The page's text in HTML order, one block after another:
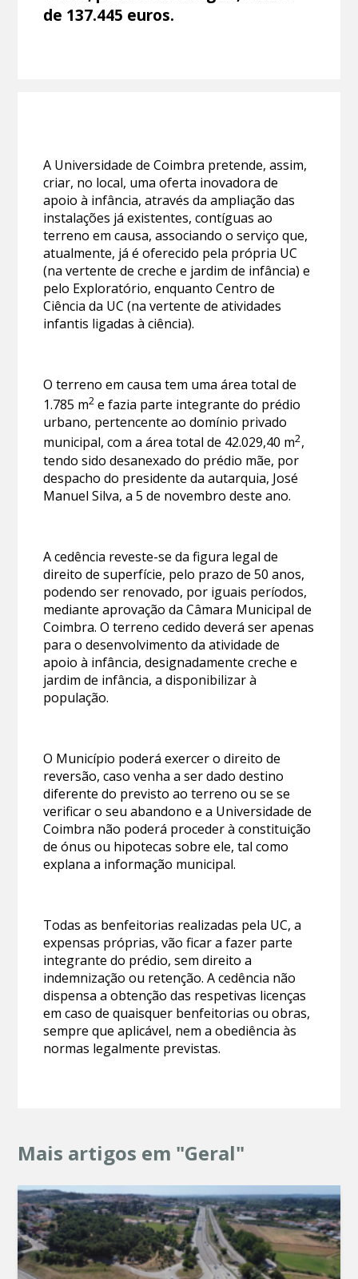
de 137.445 euros.
A Universidade de Coimbra pretende, assim,
criar, no local, uma oferta inovadora de
apoio à infância, através da ampliação das
instalações já existentes, contíguas ao
terreno em causa, associando o serviço que,
atualmente, já é oferecido pela própria UC
(na vertente de creche e jardim de infância) e
pelo Exploratório, enquanto Centro de
Ciência da UC (na vertente de atividades
infantis ligadas à ciência).
O terreno em causa tem uma área total de
1.785 m2 e fazia parte integrante do prédio
urbano, pertencente ao domínio privado
municipal, com a área total de 42.029,40 m2,
tendo sido desanexado do prédio mãe, por
despacho do presidente da autarquia, José
Manuel Silva, a 5 de novembro deste ano.
A cedência reveste-se da figura legal de
direito de superfície, pelo prazo de 50 anos,
podendo ser renovado, por iguais períodos,
mediante aprovação da Câmara Municipal de
Coimbra. O terreno cedido deverá ser apenas
para o desenvolvimento da atividade de
apoio à infância, designadamente creche e
jardim de infância, a disponibilizar à
população.
O Município poderá exercer o direito de
reversão, caso venha a ser dado destino
diferente do previsto ao terreno ou se se
verificar o seu abandono e a Universidade de
Coimbra não poderá proceder à constituição
de ónus ou hipotecas sobre ele, tal como
explana a informação municipal.
Todas as benfeitorias realizadas pela UC, a
expensas próprias, vão ficar a fazer parte
integrante do prédio, sem direito a
indemnização ou retenção. A cedência não
dispensa a obtenção das respetivas licenças
em caso de quaisquer benfeitorias ou obras,
sempre que aplicável, nem a obediência às
normas legalmente previstas.
Mais artigos em "Geral"